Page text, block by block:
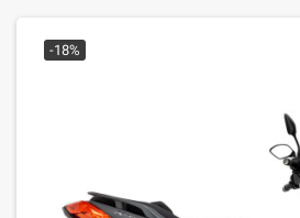
-18%